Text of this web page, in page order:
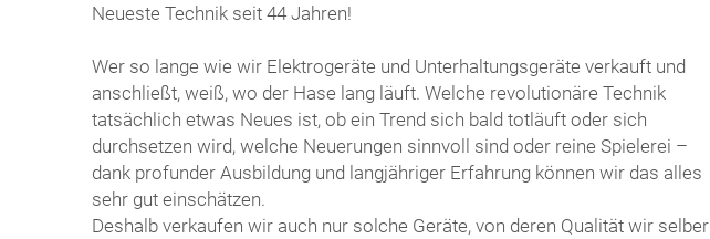
Neueste Technik seit 44 Jahren!
Wer so lange wie wir Elektrogeräte und Unterhaltungsgeräte verkauft und
anschließt, weiß, wo der Hase lang läuft. Welche revolutionäre Technik
tatsächlich etwas Neues ist, ob ein Trend sich bald totläuft oder sich
durchsetzen wird, welche Neuerungen sinnvoll sind oder reine Spielerei –
dank profunder Ausbildung und langjähriger Erfahrung können wir das alles
sehr gut einschätzen.
Deshalb verkaufen wir auch nur solche Geräte, von deren Qualität wir selber